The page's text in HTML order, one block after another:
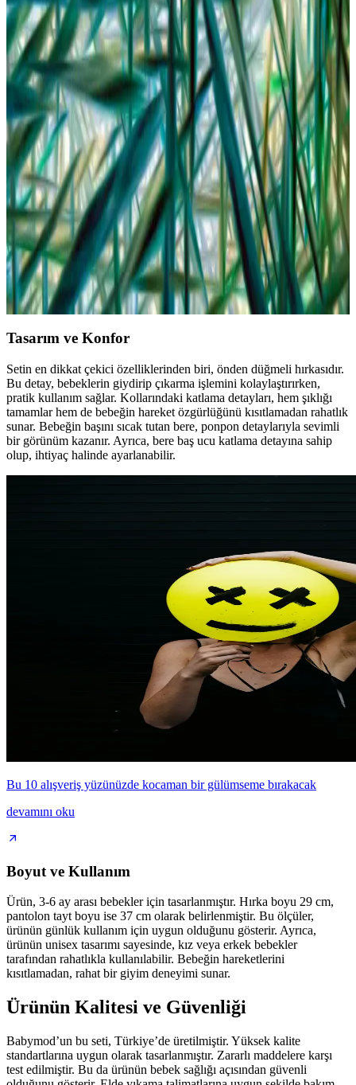
Bebek bikinisi seçiminde malzeme kalitesi, güvenlik ve beden
uyumu ön planda tutulmalı. Canlı renkler ve sevimli desenler,
çocukların ilgisini çekerken, trend modeller ve uygun fiyatlı
seçenekler de değerlendirilmelidir.
Yazlık Bebek Şapkası Seçerken Dikkat Edilmesi
Gerekenler ve Modeller
Yaz aylarında bebeklerin güneşten korunması için UV korumalı,
nefes alabilen ve şık şapka seçiminde dikkat edilmesi gerekenler
hakkında detaylar.
Bebekler İçin Çorap ve Ayakkabı Seçiminde Güvenli
ve Konforlu Yöntemler
Bebekler için uygun çorap ve ayakkabı seçiminde doğal malzemeler,
mevsime uygun modeller ve doğru uyum önemlidir. Bu rehberde,
sağlıklı ve şık bebek giyiminde dikkat edilmesi gereken noktalar
anlatılıyor.
Tasarım ve Konfor
Setin en dikkat çekici özelliklerinden biri, önden düğmeli hırkasıdır.
Bu detay, bebeklerin giydirip çıkarma işlemini kolaylaştırırken,
pratik kullanım sağlar. Kollarındaki katlama detayları, hem şıklığı
tamamlar hem de bebeğin hareket özgürlüğünü kısıtlamadan rahatlık
sunar. Bebeğin başını sıcak tutan bere, ponpon detaylarıyla sevimli
bir görünüm kazanır. Ayrıca, bere baş ucu katlama detayına sahip
olup, ihtiyaç halinde ayarlanabilir.
Bu 10 alışveriş yüzünüzde kocaman bir gülümseme bırakacak
devamını oku
Boyut ve Kullanım
Ürün, 3-6 ay arası bebekler için tasarlanmıştır. Hırka boyu 29 cm,
pantolon tayt boyu ise 37 cm olarak belirlenmiştir. Bu ölçüler,
ürünün günlük kullanım için uygun olduğunu gösterir. Ayrıca,
ürünün unisex tasarımı sayesinde, kız veya erkek bebekler
tarafından rahatlıkla kullanılabilir. Bebeğin hareketlerini
kısıtlamadan, rahat bir giyim deneyimi sunar.
Ürünün Kalitesi ve Güvenliği
Babymod’un bu seti, Türkiye’de üretilmiştir. Yüksek kalite
standartlarına uygun olarak tasarlanmıştır. Zararlı maddelere karşı
test edilmiştir. Bu da ürünün bebek sağlığı açısından güvenli